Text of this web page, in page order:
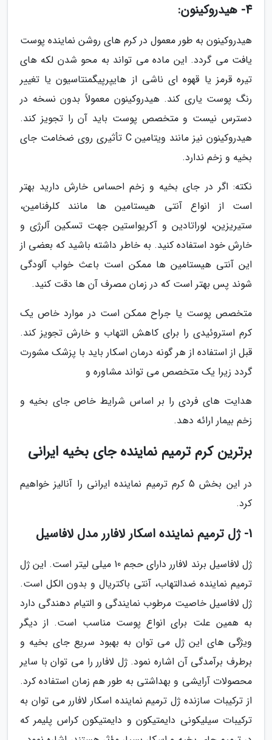
4- هیدروکینون:
هیدروکینون به طور معمول در کرم های روشن نماینده پوست
یافت می گردد. این ماده می تواند به محو شدن لکه های
تیره قرمز یا قهوه ای ناشی از هایپرپیگمنتاسیون یا تغییر
رنگ پوست یاری کند. هیدروکینون معمولاً بدون نسخه در
دسترس نیست و متخصص پوست باید آن را تجویز کند.
هیدروکینون نیز مانند ویتامین C تأثیری روی ضخامت جای
بخیه و زخم ندارد.
نکته: اگر در جای بخیه و زخم احساس خارش دارید بهتر
است از انواع آنتی هیستامین ها مانند کلرفنامین،
ستیریزین، لوراتادین و آکریواستین جهت تسکین آلرژی و
خارش خود استفاده کنید. به خاطر داشته باشید که بعضی از
این آنتی هیستامین ها ممکن است باعث خواب آلودگی
شوند پس بهتر است که در زمان مصرف آن ها دقت کنید.
متخصص پوست یا جراح ممکن است در موارد خاص یک
کرم استروئیدی را برای کاهش التهاب و خارش تجویز کند.
قبل از استفاده از هر گونه درمان اسکار باید با پزشک مشورت
گردد زیرا یک متخصص می تواند مشاوره و
هدایت های فردی را بر اساس شرایط خاص جای بخیه و
زخم بیمار ارائه دهد.
برترین کرم ترمیم نماینده جای بخیه ایرانی
در این بخش 5 کرم ترمیم نماینده ایرانی را آنالیز خواهیم
کرد.
1- ژل ترمیم نماینده اسکار لافارر مدل لافاسیل
ژل لافاسیل برند لافارر دارای حجم 10 میلی لیتر است. این ژل
ترمیم نماینده ضدالتهاب، آنتی باکتریال و بدون الکل است.
ژل لافاسیل خاصیت مرطوب نمایندگی و التیام دهندگی دارد
به همین علت برای انواع پوست مناسب است. از دیگر
ویژگی های این ژل می توان به بهبود سریع جای بخیه و
برطرف برآمدگی آن اشاره نمود. ژل لافارر را می توان با سایر
محصولات آرایشی و بهداشتی به طور هم زمان استفاده کرد.
از ترکیبات سازنده ژل ترمیم نماینده اسکار لافارر می توان به
ترکیبات سیلیکونی دایمتیکون و دایمتیکون کراس پلیمر که